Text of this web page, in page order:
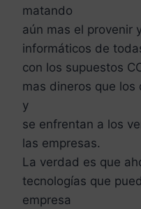
matando
aún mas el provenir
informáticos de
con los supuestos
mas dineros que los
y
se enfrentan a los
las empresas.
La verdad es que
tecnologías que
empresa